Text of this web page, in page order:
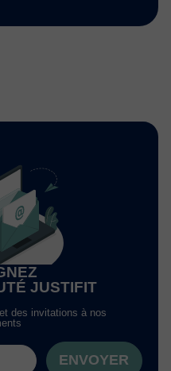
JUSTIFIT
des invitations à nos
ENVOYER